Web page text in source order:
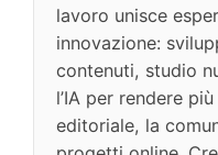
lavoro unisce
innovazione:
contenuti, studio
l’IA per rendere
editoriale, la